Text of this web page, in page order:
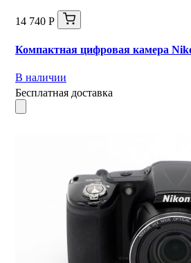
14 740 Р
Компактная цифровая камера
В наличии
Бесплатная доставка